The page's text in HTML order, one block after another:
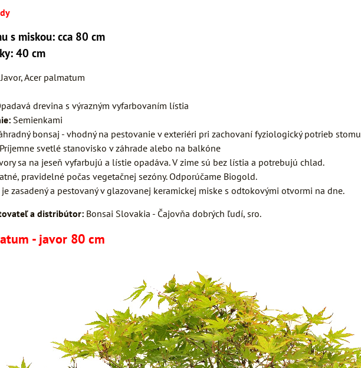
s miskou: cca 80 cm
40 cm
Javor, Acer palmatum
drevina s výrazným vyfarbovaním lístia
Semienkami
bonsaj - vhodný na pestovanie v exteriéri pri zachovaní fyziologický potrieb stomu
Príjemne svetlé stanovisko v záhrade alebo na balkóne
sa na jeseň vyfarbujú a lístie opadáva. V zime sú bez lístia a potrebujú chlad.
pravidelné počas vegetačnej sezóny. Odporúčame Biogold.
je zasadený a pestovaný v glazovanej keramickej miske s odtokovými otvormi na dne.
a distribútor: Bonsai Slovakia - Čajovňa dobrých ľudí, sro.
- javor 80 cm